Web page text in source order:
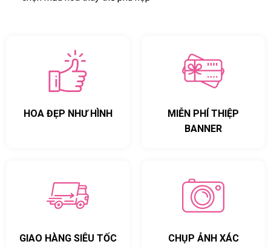
HOA ĐẸP NHƯ HÌNH
MIỄN PHÍ THIỆP
BANNER
GIAO HÀNG SIÊU TỐC
CHỤP ẢNH XÁC